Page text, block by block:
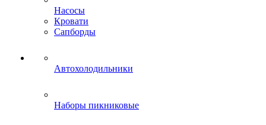
Насосы
Кровати
Сапборды
Автохолодильники
Наборы пикниковые